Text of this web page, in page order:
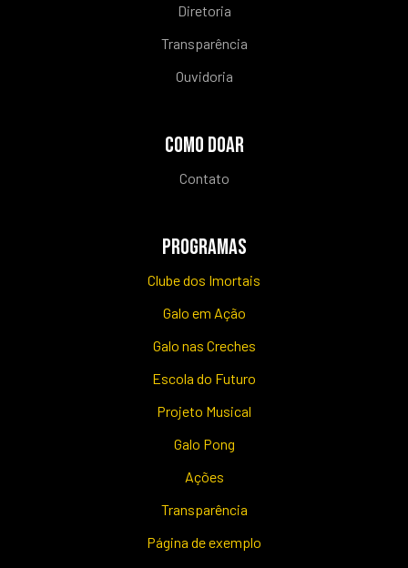
Diretoria
Transparência
Ouvidoria
COMO DOAR
Contato
PROGRAMAS
Clube dos Imortais
Galo em Ação
Galo nas Creches
Escola do Futuro
Projeto Musical
Galo Pong
Ações
Transparência
Página de exemplo